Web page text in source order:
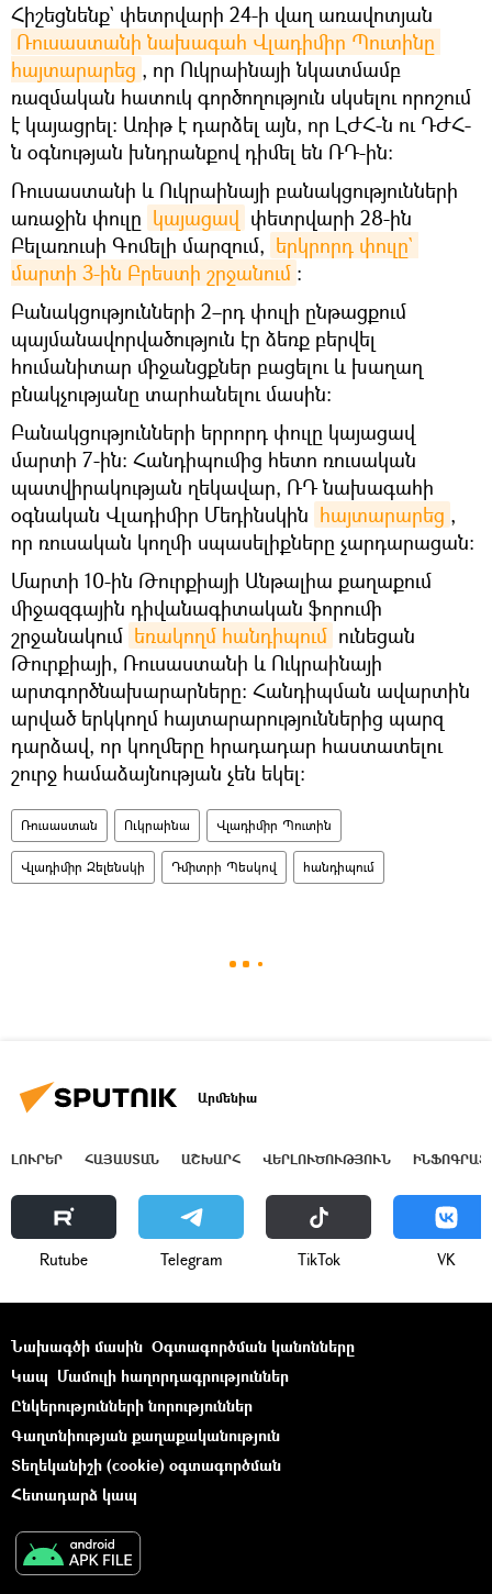
Հիշեցնենք` փետրվարի 24-ի վաղ առավոտյան
Ռուսաստանի նախագահ Վլադիմիր Պուտինը
հայտարարեց , որ Ուկրաինայի նկատմամբ
ռազմական հատուկ գործողություն սկսելու որոշում
է կայացրել։ Առիթ է դարձել այն, որ ԼԺՀ-ն ու ԴԺՀ-
ն օգնության խնդրանքով դիմել են ՌԴ-ին։
Ռուսաստանի և Ուկրաինայի բանակցությունների
առաջին փուլը կայացավ փետրվարի 28-ին
Բելառուսի Գոմելի մարզում, երկրորդ փուլը`
մարտի 3-ին Բրեստի շրջանում :
Բանակցությունների 2–րդ փուլի ընթացքում
պայմանավորվածություն էր ձեռք բերվել
հումանիտար միջանցքներ բացելու և խաղաղ
բնակչությանը տարհանելու մասին։
Բանակցությունների երրորդ փուլը կայացավ
մարտի 7-ին։ Հանդիպումից հետո ռուսական
պատվիրակության ղեկավար, ՌԴ նախագահի
օգնական Վլադիմիր Մեդինսկին հայտարարեց ,
որ ռուսական կողմի սպասելիքները չարդարացան։
Մարտի 10-ին Թուրքիայի Անթալիա քաղաքում
միջազգային դիվանագիտական ֆորումի
շրջանակում եռակողմ հանդիպում ունեցան
Թուրքիայի, Ռուսաստանի և Ուկրաինայի
արտգործնախարարները։ Հանդիպման ավարտին
արված երկկողմ հայտարարություններից պարզ
դարձավ, որ կողմերը հրադադար հաստատելու
շուրջ համաձայնության չեն եկել։
Ռուսաստան Ուկրաինա Վլադիմիր Պուտին
Վլադիմիր Զելենսկի Դմիտրի Պեսկով հանդիպում
Արմենիա
ԼՈՒՐԵՐ ՀԱՅԱՍՏԱՆ ԱՇԽԱՐՀ ՎԵՐԼՈՒԾՈՒԹՅՈՒՆ
Rutube Telegram ТikТоk VK
Նախագծի մասին Օգտագործման կանոնները
Կապ Մամուլի հաղորդագրություններ
Ընկերությունների նորություններ
Գաղտնիության քաղաքականություն
Տեղեկանիշի (cookie) օգտագործման
Հետադարձ կապ